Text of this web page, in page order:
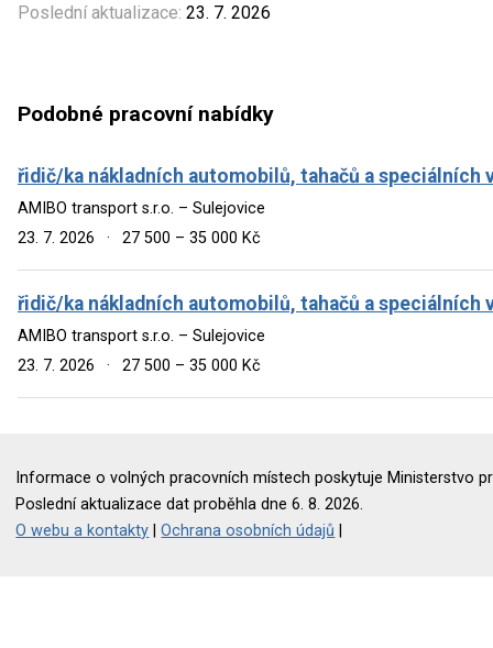
Poslední aktualizace: 23. 7. 2026
Podobné pracovní nabídky
řidič/ka nákladních automobilů, tahačů a speciálních
AMIBO transport s.r.o. – Sulejovice
23. 7. 2026
· 27 500 – 35 000 Kč
řidič/ka nákladních automobilů, tahačů a speciálních
AMIBO transport s.r.o. – Sulejovice
23. 7. 2026
· 27 500 – 35 000 Kč
Informace o volných pracovních místech poskytuje Ministerstvo
Poslední aktualizace dat proběhla dne 6. 8. 2026.
O webu a kontakty |Ochrana osobních údajů